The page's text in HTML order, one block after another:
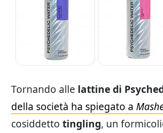
Tornando alle lattine di
della società ha spiegato a
cosiddetto tingling, un